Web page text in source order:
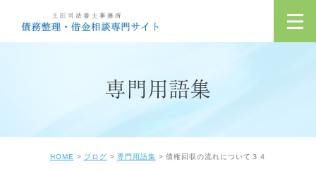
専門用語集
HOME ブログ 専門用語集 債権回収の流れについて３４